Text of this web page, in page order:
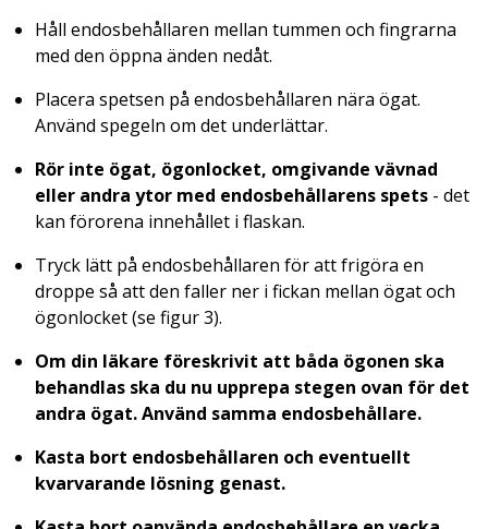
Håll endosbehållaren mellan tummen och fingrarna
med den öppna änden nedåt.
Placera spetsen på endosbehållaren nära ögat.
Använd spegeln om det underlättar.
Rör inte ögat, ögonlocket, omgivande vävnad
eller andra ytor med endosbehållarens spets - det
kan förorena innehållet i flaskan.
Tryck lätt på endosbehållaren för att frigöra en
droppe så att den faller ner i fickan mellan ögat och
ögonlocket (se figur 3).
Om din läkare föreskrivit att båda ögonen ska
behandlas ska du nu upprepa stegen ovan för det
andra ögat. Använd samma endosbehållare.
Kasta bort endosbehållaren och eventuellt
kvarvarande lösning genast.